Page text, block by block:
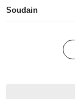
Soudain